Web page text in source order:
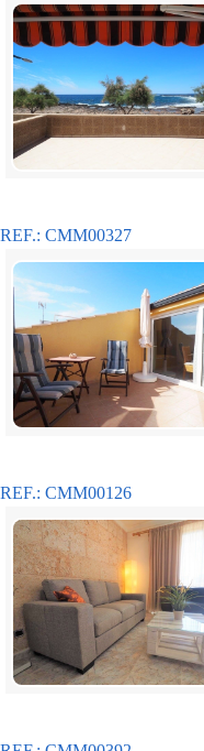
REF.: CMM00327
REF.: CMM00126